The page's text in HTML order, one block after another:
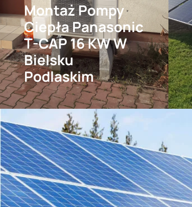
Montaż Pompy
Ciepła Panasonic
T-CAP 16 KW W
Bielsku
Podlaskim